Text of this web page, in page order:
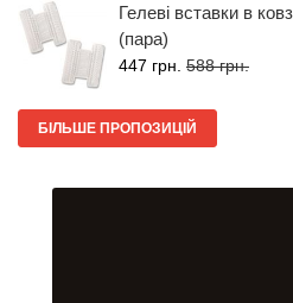
Гелеві вставки в
(пара)
447 грн. 588 грн.
БІЛЬШЕ ПРОПОЗИЦІЙ